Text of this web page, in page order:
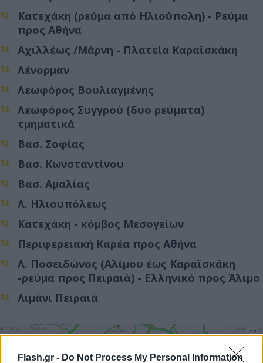
Flash.gr - Do Not Process My Personal Information
Κατεχάκη (ρεύμα από Ηλιούπολη) - Ρεύμα
προς Αθήνα
Αχιλλέως /Μάρνη - Πλατεία Καραϊσκάκη
Λένορμαν
Λεωφόρος Βουλιαγμένης
Λεωφόρος Συγγρού (δυο ρεύματα)
τμηματικά
Βασ. Σοφίας
Βασ. Κωνσταντίνου
Βασ. Αμαλίας
Λ. Ηλιουπόλεως
Κατεχάκη - κόμβος Μεσογείων
Περιφερειακή Καρέα προς Αθήνα
Λ. Ποσειδώνος (Αλίμου έως Καραϊσκάκη
-ρεύμα προς Πειραιά) - Ελληνικό προς Άλιμο
Λιμάνι Πειραιά